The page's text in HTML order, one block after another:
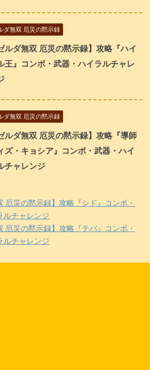
ダ無双 厄災の黙示録
ルダ無双 厄災の黙示録】攻略『ハイ
王』コンボ・武器・ハイラルチャレ
ダ無双 厄災の黙示録
ルダ無双 厄災の黙示録】攻略『導師
ズ・キョシア』コンボ・武器・ハイ
チャレンジ
厄災の黙示録】攻略『シド』コンボ・
ルチャレンジ
厄災の黙示録】攻略『テバ』コンボ・
ルチャレンジ